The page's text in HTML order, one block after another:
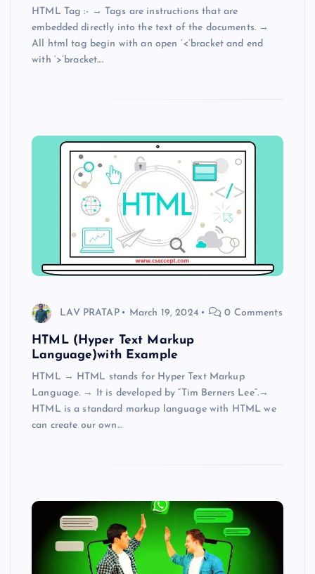
HTML Tag :- → Tags are instructions that are
embedded directly into the text of the documents. →
All html tag begin with an open ‘<‘bracket and end
with ‘>’bracket.…
LAV PRATAP March 19, 2024 0 Comments
HTML (Hyper Text Markup
Language)with Example
HTML → HTML stands for Hyper Text Markup
Language. → It is developed by “Tim Berners Lee“.→
HTML is a standard markup language with HTML we
can create our own…